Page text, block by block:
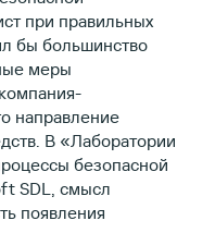
при правильных
бы большинство
меры
направление
В «Лаборатории
безопасной
SDL, смысл
появления